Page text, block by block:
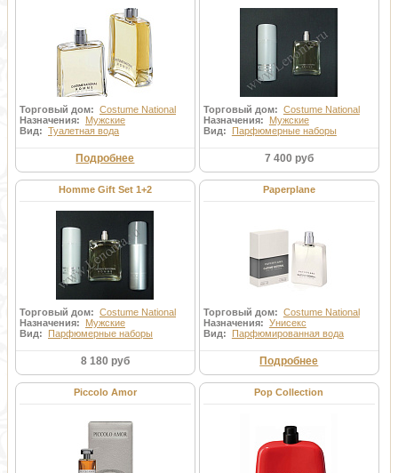
Торговый дом: Costume National
Назначения: Мужские
Вид: Туалетная вода
Подробнее
Торговый дом: Costume National
Назначения: Мужские
Вид: Парфюмерные наборы
7 400 руб
Homme Gift Set 1+2
Торговый дом: Costume National
Назначения: Мужские
Вид: Парфюмерные наборы
8 180 руб
Paperplane
Торговый дом: Costume National
Назначения: Унисекс
Вид: Парфюмированная вода
Подробнее
Piccolo Amor Pop Collection